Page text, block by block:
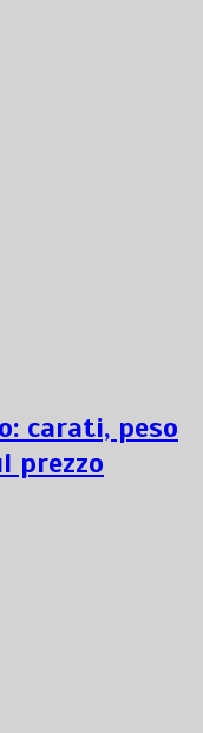
carati, peso
prezzo